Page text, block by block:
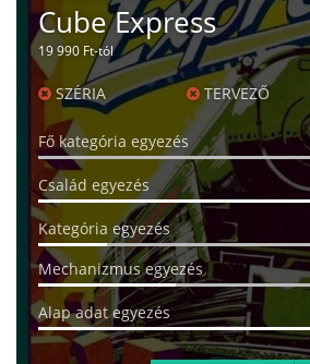
Cube Express
19 990 Ft-tól
SZÉRIA TERVEZŐ
Fő kategória egyezés
Család egyezés
Kategória egyezés
Mechanizmus egyezés
Alap adat egyezés